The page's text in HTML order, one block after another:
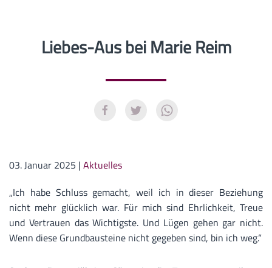
Liebes-Aus bei Marie Reim
03. Januar 2025 | Aktuelles
„Ich habe Schluss gemacht, weil ich in dieser Beziehung
nicht mehr glücklich war. Für mich sind Ehrlichkeit, Treue
und Vertrauen das Wichtigste. Und Lügen gehen gar nicht.
Wenn diese Grundbausteine nicht gegeben sind, bin ich weg.“